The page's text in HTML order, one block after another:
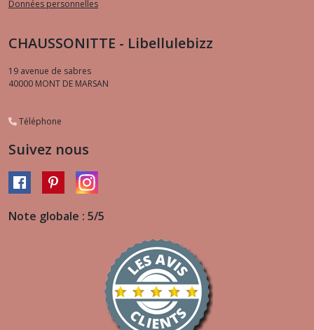
Données personnelles
CHAUSSONITTE - Libellulebizz
19 avenue de sabres
40000 MONT DE MARSAN
Téléphone
Suivez nous
Note globale : 5/5